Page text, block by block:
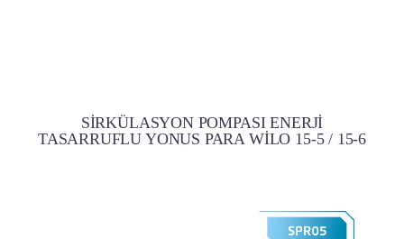
SİRKÜLASYON POMPASI ENERJİ
TASARRUFLU YONUS PARA WİLO 15-5 / 15-6